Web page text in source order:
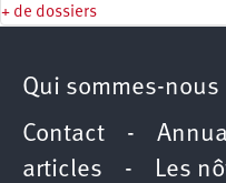
+ de dossiers
Qui sommes-nous
Contact -
articles - Les